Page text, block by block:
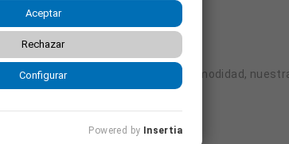
pero necesitas flexibilidad y comodidad,
lugar.
Aceptar
Rechazar
Configurar
Powered by Insertia